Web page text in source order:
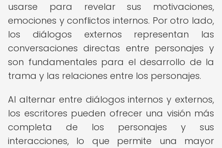
usarse para revelar sus motivaciones,
emociones y conflictos internos. Por otro lado,
los diálogos externos representan las
conversaciones directas entre personajes y
son fundamentales para el desarrollo de la
trama y las relaciones entre los personajes.
Al alternar entre diálogos internos y externos,
los escritores pueden ofrecer una visión más
completa de los personajes y sus
interacciones, lo que permite una mayor